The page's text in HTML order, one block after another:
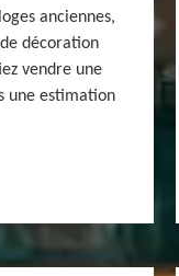
anciennes,
décoration
vendre une
une estimation